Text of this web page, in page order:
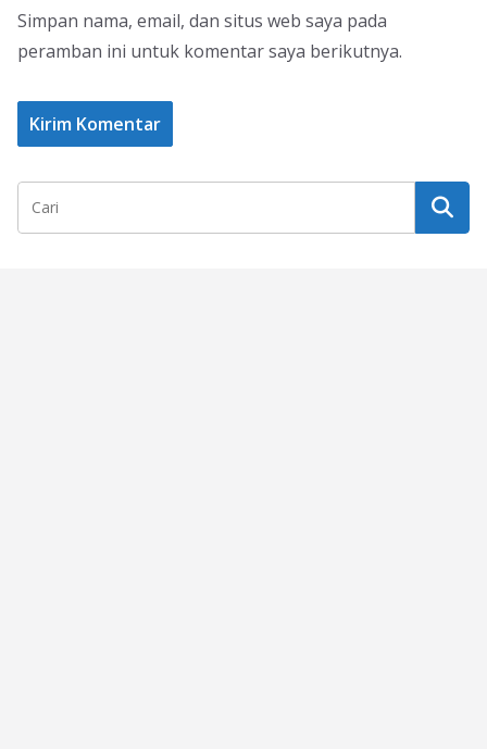
Simpan nama, email, dan situs web saya pada
peramban ini untuk komentar saya berikutnya.